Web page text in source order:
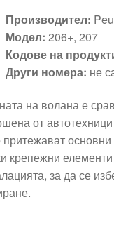
Производител:
Модел: 206+, 207
Кодове на
Други номера: не
на волана е
от
притежават
крепежни
за да се